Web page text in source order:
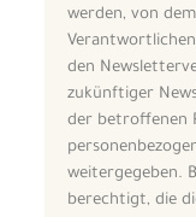
werden, von
den
zukünftiger
der betroffenen
weitergegeben.
berechtigt, die